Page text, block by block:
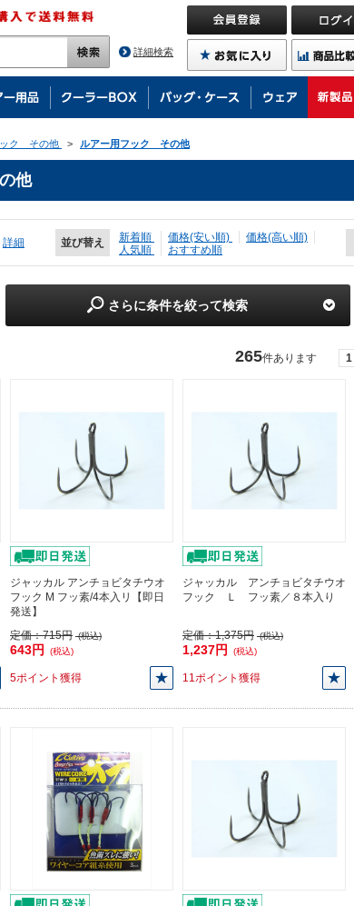
詳細検索
ック その他 > ルアー用フック その他
他
詳細 並び替え 新着順 価格(安い順)
価格(高い順)
人気順
おすすめ順
さらに条件を絞って検索
265件あります 1
ジャッカル アンチョビタチウオ
フック M フッ素/4本入リ【即日
発送】
定価：715円 (税込)
643円 (税込)
5ポイント獲得
ジャッカル アンチョビタチウオ
フック Ｌ フッ素／８本入り
定価：1,375円 (税込)
1,237円 (税込)
11ポイント獲得